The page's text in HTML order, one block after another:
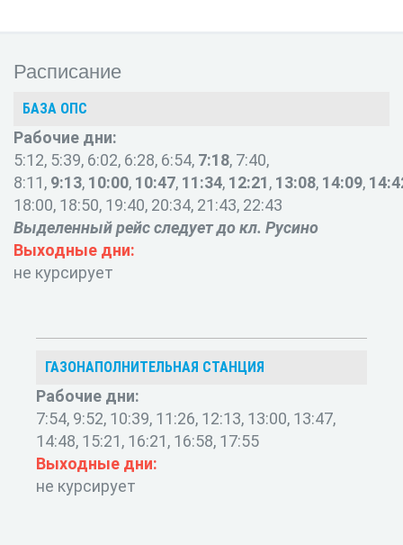
Расписание
БАЗА ОПС
Рабочие дни:
5:12, 5:39, 6:02, 6:28, 6:54, 7:18, 7:40,
8:11, 9:13, 10:00, 10:47, 11:34, 12:21, 13:08, 14:09,
18:00, 18:50, 19:40, 20:34, 21:43, 22:43
Выделенный рейс следует до кл. Русино
Выходные дни:
не курсирует
ГАЗОНАПОЛНИТЕЛЬНАЯ СТАНЦИЯ
Рабочие дни:
7:54, 9:52, 10:39, 11:26, 12:13, 13:00, 13:47,
14:48, 15:21, 16:21, 16:58, 17:55
Выходные дни:
не курсирует